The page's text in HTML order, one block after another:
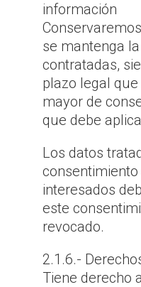
información
se mantenga
contratadas,
plazo legal
mayor de
que debe
Los datos
interesados
este
revocado.
2.1.6.-
Tiene derecho